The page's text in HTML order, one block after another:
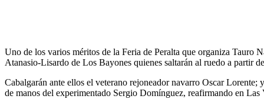
Uno de los varios méritos de la Feria de Peralta que organiza Tauro
Atanasio-Lisardo de Los Bayones quienes saltarán al ruedo a partir
Cabalgarán ante ellos el veterano rejoneador navarro Oscar
de manos del experimentado Sergio Domínguez, reafirmando en Las